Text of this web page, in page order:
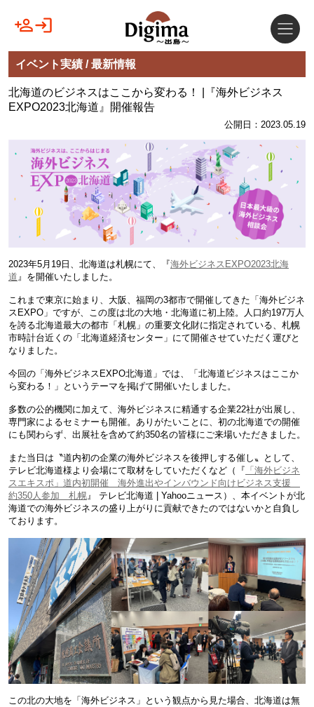
イベント実績 / 最新情報
北海道のビジネスはここから変わる！ |『海外ビジネス
EXPO2023北海道』開催報告
公開日：2023.05.19
2023年5月19日、北海道は札幌にて、『海外ビジネスEXPO2023北海
道』を開催いたしました。
これまで東京に始まり、大阪、福岡の3都市で開催してきた「海外ビジネ
スEXPO」ですが、この度は北の大地・北海道に初上陸。人口約197万人
を誇る北海道最大の都市「札幌」の重要文化財に指定されている、札幌
市時計台近くの「北海道経済センター」にて開催させていただく運びと
なりました。
今回の「海外ビジネスEXPO北海道」では、「北海道ビジネスはここか
ら変わる！」というテーマを掲げて開催いたしました。
多数の公的機関に加えて、海外ビジネスに精通する企業22社が出展し、
専門家によるセミナーも開催。ありがたいことに、初の北海道での開催
にも関わらず、出展社を含めて約350名の皆様にご来場いただきました。
また当日は〝道内初の企業の海外ビジネスを後押しする催し〟として、
テレビ北海道様より会場にて取材をしていただくなど（『 「海外ビジネ
スエキスポ」道内初開催 海外進出やインバウンド向けビジネス支援
約350人参加 札幌』 テレビ北海道 | Yahooニュース）、本イベントが北
海道での海外ビジネスの盛り上がりに貢献できたのではないかと自負し
ております。
この北の大地を「海外ビジネス」という観点から見た場合、北海道は無